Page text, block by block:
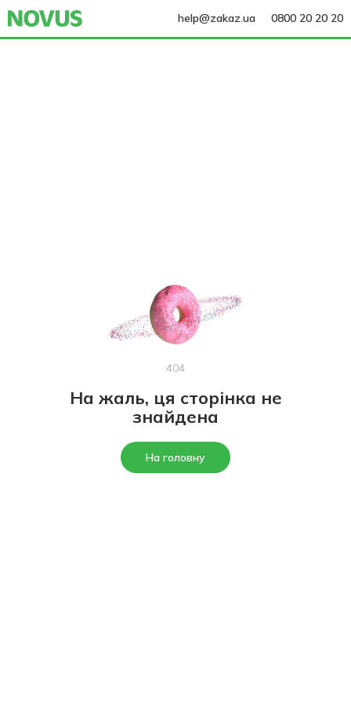
help@zakaz.ua 0800 20 20 20
404
На жаль, ця сторінка не
знайдена
На головну